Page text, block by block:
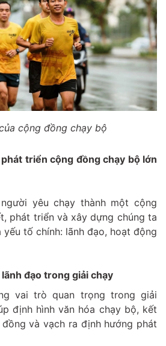
cộng đồng chạy bộ
triển cộng đồng chạy bộ lớn
yêu chạy thành một cộng
phát triển và xây dựng chúng ta
tố chính: lãnh đạo, hoạt động
đạo trong giải chạy
vai trò quan trọng trong giải
định hình văn hóa chạy bộ, kết
và vạch ra định hướng phát